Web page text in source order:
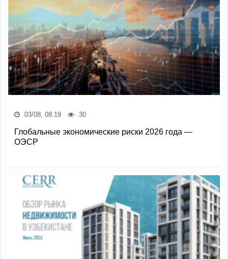
03/08, 08:19 30
Глобальные экономические риски 2026 года —
ОЭСР